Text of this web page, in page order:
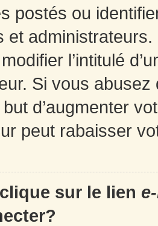
postés ou
et
l’intitulé
Si vous
d’augmenter
peut rabaisser
sur le lien